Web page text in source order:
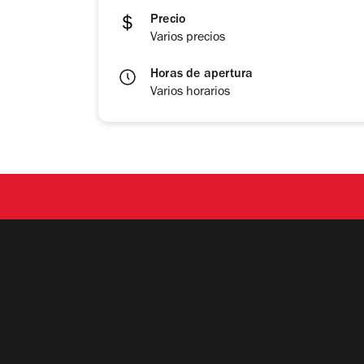
Precio
Varios precios
Horas de apertura
Varios horarios